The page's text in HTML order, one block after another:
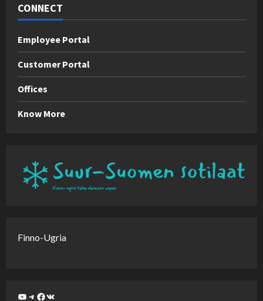
CONNECT
Employee Portal
Customer Portal
Offices
Know More
Finno-Ugria